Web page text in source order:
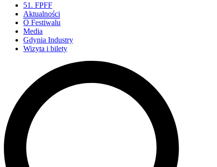
51. FPFF
Aktualności
O Festiwalu
Media
Gdynia Industry
Wizyta i bilety